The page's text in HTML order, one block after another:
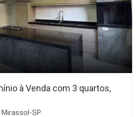
à Venda com 3 quartos,
SP